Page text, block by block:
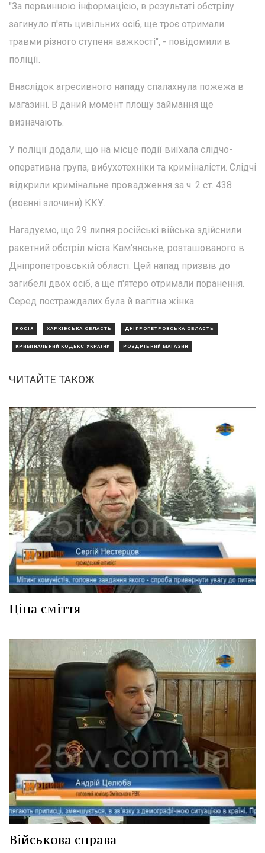
"За первинною інформацією, в результаті обстрілу
загинуло п'ять цивільних осіб, ще троє отримали
травми різного ступеня важкості", - повідомили в
поліції.
Внаслідок агресивного нападу спалахнула пожежа в
магазині. В даний момент площу займання ще
визначають.
У поліції додали, що на місце події виїхала слідчо-
оперативна група, вибухотехніки та криміналісти. Слідчі
відкрили кримінальне провадження за ч. 2 ст. 438
(воєнні злочини) ККУ.
Нагадуємо, що 29 липня російські війська здійснили
ракетний обстріл міста Кам'янське, розташованого в
Дніпропетровській області. Цей напад призвів до
загибелі двох осіб, а ще п'ятеро отримали поранення.
Серед постраждалих була й вагітна жінка.
РОСІЯ ХАРКІВСЬКА ОБЛАСТЬ ДНІПРОПЕТРОВСЬКА ОБЛАСТЬ
КРИМІНАЛЬНИЙ КОДЕКС УКРАЇНИ РОЗДРІБНИЙ МАГАЗИН
ЧИТАЙТЕ ТАКОЖ
Ціна сміття
Військова справа